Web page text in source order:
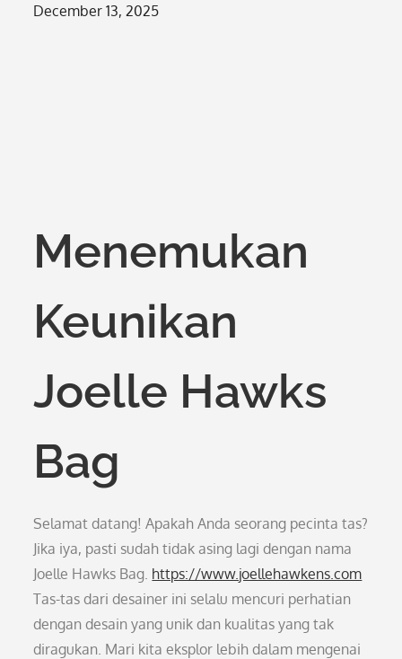
Posted
December 13, 2025
Menemukan
Keunikan
Joelle Hawks
Bag
Selamat datang! Apakah Anda seorang pecinta tas?
Jika iya, pasti sudah tidak asing lagi dengan nama
Joelle Hawks Bag. https://www.joellehawkens.com
Tas-tas dari desainer ini selalu mencuri perhatian
dengan desain yang unik dan kualitas yang tak
diragukan. Mari kita eksplor lebih dalam mengenai